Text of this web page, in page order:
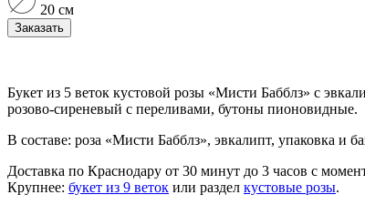
20 см
Заказать
Букет из 5 веток кустовой розы «Мисти Бабблз» с
розово-сиреневый с переливами, бутоны пионовидные.
В составе: роза «Мисти Бабблз», эвкалипт, упаковка и
Доставка по Краснодару от 30 минут до 3 часов с
Крупнее: букет из 9 веток или раздел кустовые розы.